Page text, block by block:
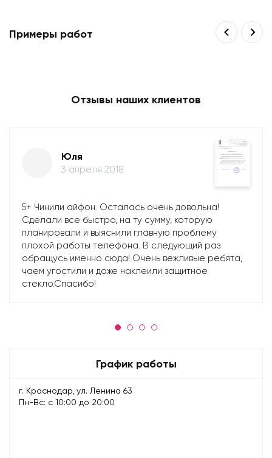
Примеры работ
Отзывы наших клиентов
Юля
3 апреля 2018
5+ Чинили айфон. Осталась очень довольна!
Сделали все быстро, на ту сумму, которую
планировали и выяснили главную проблему
плохой работы телефона. В следующий раз
обращусь именно сюда! Очень вежливые ребята,
чаем угостили и даже наклеили защитное
стекло.Спасибо!
График работы
г. Краснодар, ул. Ленина 63
Пн-Вс: с 10:00 до 20:00